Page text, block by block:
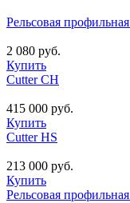
Рельсовая
2 080 руб.
Купить
Cutter CH
415 000 руб.
Купить
Cutter HS
213 000 руб.
Купить
Рельсовая